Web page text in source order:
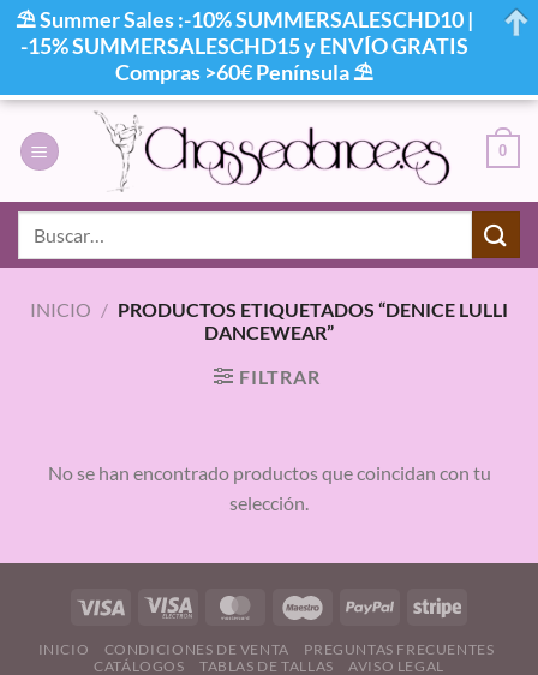
contenido
0
INICIO / PRODUCTOS ETIQUETADOS “DENICE LULLI
DANCEWEAR”
FILTRAR
No se han encontrado productos que coincidan con tu
selección.
INICIO CONDICIONES DE VENTA
PREGUNTAS FRECUENTES
CATÁLOGOS
TABLAS DE TALLAS
AVISO LEGAL
⛱ Summer Sales :-10% SUMMERSALESCHD10 |
-15% SUMMERSALESCHD15 y ENVÍO GRATIS
Compras >60€ Península ⛱